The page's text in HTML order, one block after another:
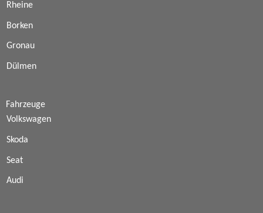
Rheine
Borken
Gronau
Dülmen
Fahrzeuge
Volkswagen
Skoda
Seat
Audi